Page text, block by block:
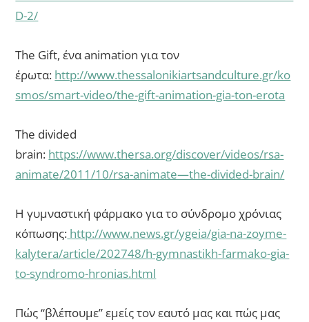
D-2/
The Gift, ένα animation για τον
έρωτα: http://www.thessalonikiartsandculture.gr/ko
smos/smart-video/the-gift-animation-gia-ton-erota
The divided
brain: https://www.thersa.org/discover/videos/rsa-
animate/2011/10/rsa-animate—the-divided-brain/
Η γυμναστική φάρμακο για το σύνδρομο χρόνιας
κόπωσης: http://www.news.gr/ygeia/gia-na-zoyme-
kalytera/article/202748/h-gymnastikh-farmako-gia-
to-syndromo-hronias.html
Πώς “βλέπουμε” εμείς τον εαυτό μας και πώς μας